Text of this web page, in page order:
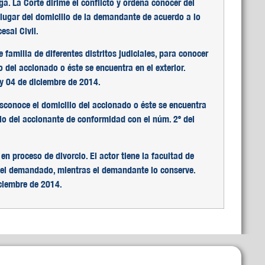
del domicilio de la demandante de acuerdo a lo
Civil.
familia de diferentes distritos judiciales, para conocer
accionado o éste se encuentra en el exterior.
04 de diciembre de 2014.
el domicilio del accionado o éste se encuentra
del accionante de conformidad con el núm. 2º del
proceso de divorcio. El actor tiene la facultad de
demandado, mientras el demandante lo conserve.
de 2014.